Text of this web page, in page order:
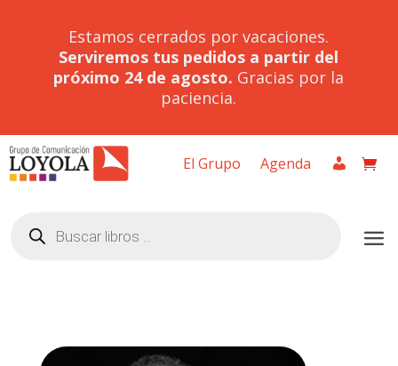
Estamos cerrados por vacaciones.
Serviremos tus pedidos a partir del
próximo 24 de agosto. Gracias por la
paciencia.
El Grupo Agenda
productos